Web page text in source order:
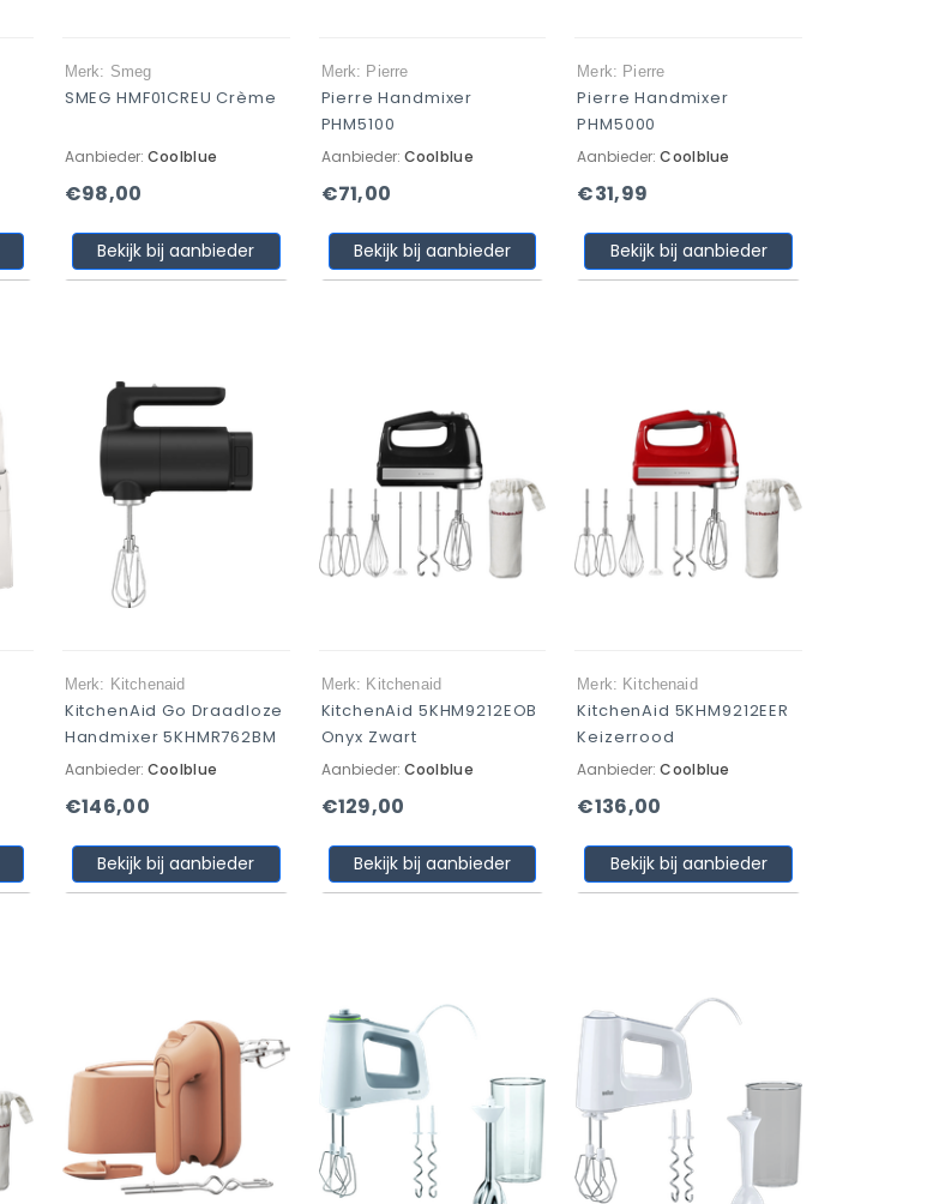
Merk: Smeg
SMEG HMF01CREU Crème
Aanbieder: Coolblue
€98,00
Bekijk bij aanbieder
Merk: Pierre
Pierre Handmixer
PHM5100
Aanbieder: Coolblue
€71,00
Bekijk bij aanbieder
Merk: Pierre
Pierre Handmixer
PHM5000
Aanbieder:Coolblue
€31,99
Bekijk bij aanbieder
Merk: Kitchenaid
KitchenAid Go Draadloze
Handmixer 5KHMR762BM
Aanbieder: Coolblue
€146,00
Bekijk bij aanbieder
Merk: Kitchenaid
KitchenAid 5KHM9212EOB
Onyx Zwart
Aanbieder: Coolblue
€129,00
Bekijk bij aanbieder
Merk: Kitchenaid
KitchenAid 5KHM9212EER
Keizerrood
Aanbieder:Coolblue
€136,00
Bekijk bij aanbieder